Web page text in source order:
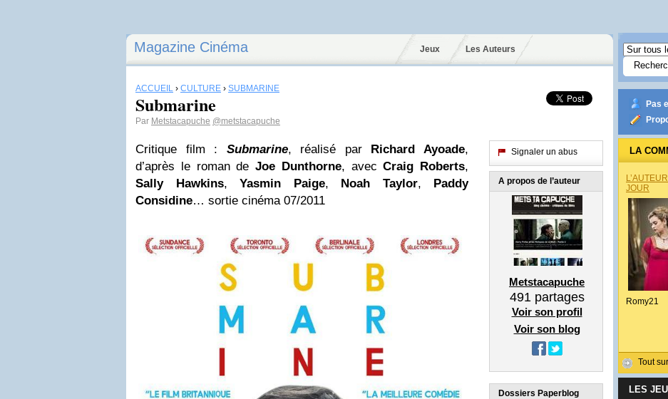
Magazine Cinéma Jeux Les Auteurs
ACCUEIL › CULTURE › SUBMARINE
Submarine
Par Metstacapuche @metstacapuche
Critique film : Submarine, réalisé par Richard Ayoade,
d’après le roman de Joe Dunthorne, avecCraig Roberts,
Sally Hawkins, Yasmin Paige, Noah Taylor, Paddy
Considine… sortie cinéma 07/2011
Signaler un abus
A propos de l’auteur
Metstacapuche
491partages
Voir son profil
Voir son blog
Dossiers Paperblog
Pas
LA
JOUR
Romy21
Tout
LES